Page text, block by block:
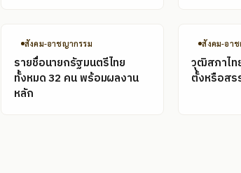
สังคม-อาชญากรรม
รายชื่อนายกรัฐมนตรีไทย
ทั้งหมด 32 คน พร้อมผลงาน
หลัก
สังคม-อา
วุฒิสภาไท
ตั้งหรือสร